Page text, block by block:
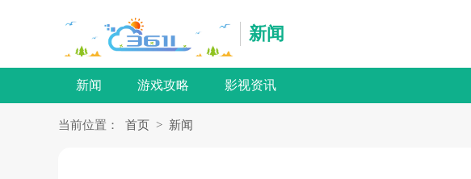
新闻
新闻 游戏攻略 影视资讯
当前位置： 首页 > 新闻